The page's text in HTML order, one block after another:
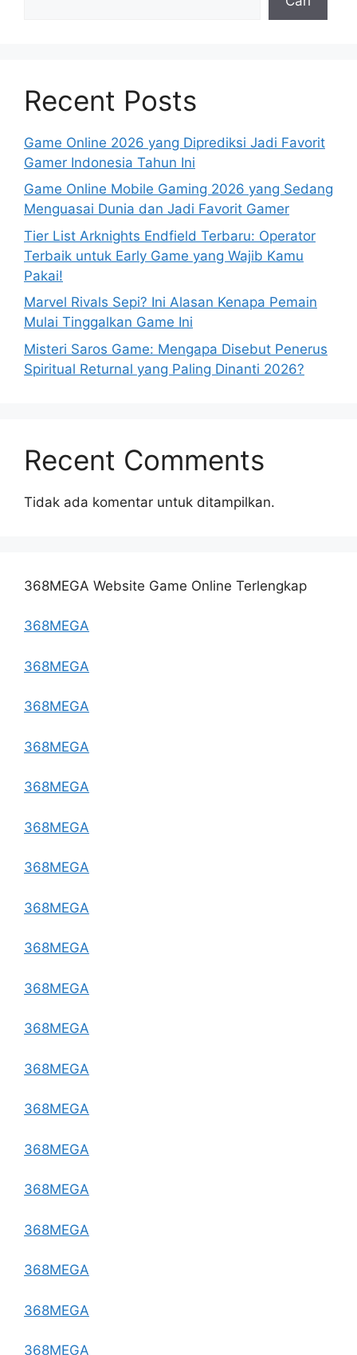
Recent Posts
Game Online 2026 yang Diprediksi Jadi Favorit
Gamer Indonesia Tahun Ini
Game Online Mobile Gaming 2026 yang Sedang
Menguasai Dunia dan Jadi Favorit Gamer
Tier List Arknights Endfield Terbaru: Operator
Terbaik untuk Early Game yang Wajib Kamu
Pakai!
Marvel Rivals Sepi? Ini Alasan Kenapa Pemain
Mulai Tinggalkan Game Ini
Misteri Saros Game: Mengapa Disebut Penerus
Spiritual Returnal yang Paling Dinanti 2026?
Recent Comments
Tidak ada komentar untuk ditampilkan.
368MEGA Website Game Online Terlengkap
368MEGA
368MEGA
368MEGA
368MEGA
368MEGA
368MEGA
368MEGA
368MEGA
368MEGA
368MEGA
368MEGA
368MEGA
368MEGA
368MEGA
368MEGA
368MEGA
368MEGA
368MEGA
368MEGA